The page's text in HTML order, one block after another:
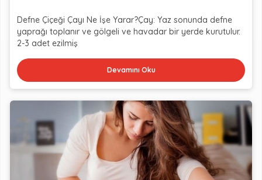
Defne Çiçeği Çayı Ne İşe Yarar?Çay: Yaz sonunda defne
yaprağı toplanır ve gölgeli ve havadar bir yerde kurutulur.
2-3 adet ezilmiş
Devamını Oku